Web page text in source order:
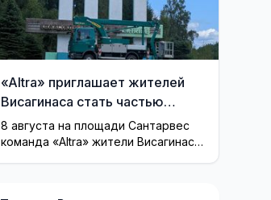
«Altra» приглашает жителей
Висагинаса стать частью
истории обновлённой стелы
8 августа на площади Сантарвес
команда «Altra» жители Висагинаса